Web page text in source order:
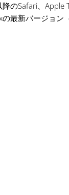
のSafari、Apple
最新バージョン（